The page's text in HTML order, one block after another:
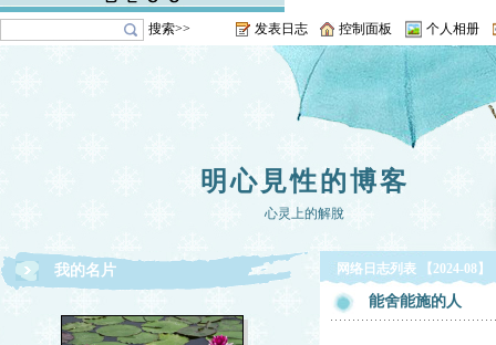
搜索>> 发表日志 控制面板 个人相册
明心見性的博客
心灵上的解脫
我的名片 网络日志列表 【2024-08】
能舍能施的人